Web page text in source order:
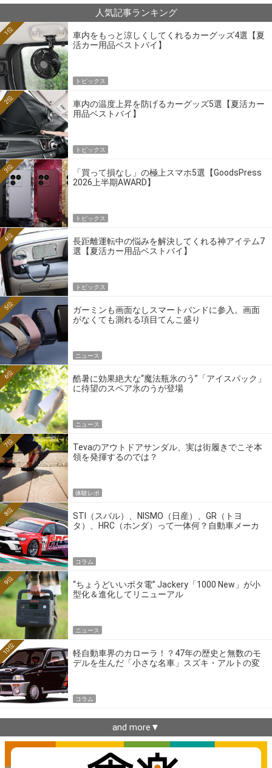
人気記事ランキング
車内をもっと涼しくしてくれるカーグッズ4選【夏
活カー用品ベストバイ】
1位
トピックス
車内の温度上昇を防げるカーグッズ5選【夏活カー
用品ベストバイ】
2位
トピックス
「買って損なし」の極上スマホ5選【GoodsPress
2026上半期AWARD】
3位
トピックス
長距離運転中の悩みを解決してくれる神アイテム7
選【夏活カー用品ベストバイ】
4位
トピックス
ガーミンも画面なしスマートバンドに参入。画面
がなくても測れる項目てんこ盛り
5位
ニュース
酷暑に効果絶大な“魔法瓶氷のう”「アイスパック」
に待望のスペア氷のうが登場
6位
ニュース
Tevaのアウトドアサンダル、実は街履きでこそ本
領を発揮するのでは？
7位
体験レポ
STI（スバル）、NISMO（日産）、GR（トヨ
タ）、HRC（ホンダ）って一体何？自動車メーカ
8位
コラム
“ちょうどいいポタ電” Jackery「1000 New」が小
型化＆進化してリニューアル
9位
ニュース
軽自動車界のカローラ！？47年の歴史と無数のモ
デルを生んだ「小さな名車」スズキ・アルトの変
10位
コラム
and more▼